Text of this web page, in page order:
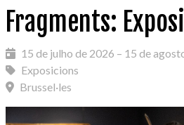
Fragments:
15 de julho de 2026 – 15 de
Exposicions
Brussel·les